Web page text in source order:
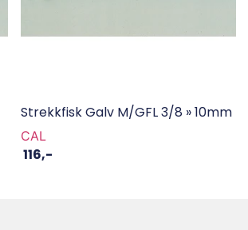
Strekkfisk Galv M/GFL 3/8 » 10mm
CAL
116,-